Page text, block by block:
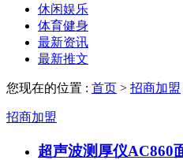
休闲娱乐
体育健身
最新资讯
最新推文
您现在的位置 : 首页 > 招商加盟
招商加盟
超声波测厚仪AC860